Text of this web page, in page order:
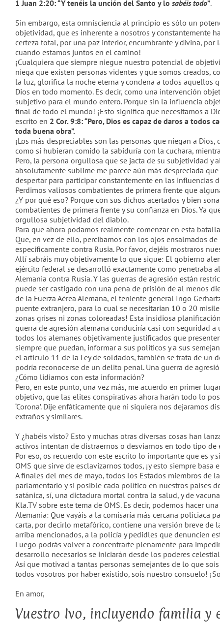
1 Juan 2:20: “Y tenéis la unción del Santo y lo sabéis todo”.
Sin embargo, esta omnisciencia al principio es sólo un
objetividad, que es inherente a nosotros y constantemente
certeza total, por una paz interior, encumbrante y divina,
cuando estamos juntos en el camino!
¡Cualquiera que siempre niegue nuestro potencial de
niega que existen personas videntes y que somos creados,
la luz, glorifica la noche eterna y condena a todos aquellos
Dios en todo momento. Es decir, como una intervención
subjetivo para el mundo entero. Porque sin la influencia
final de todo el mundo! ¡Esto significa que necesitamos a
escrito en 2 Cor. 9:8: “Pero, Dios es capaz de daros a
toda buena obra”.
¡Los más despreciables son las personas que niegan a
como si hubieran comido la sabiduría con la cuchara,
Pero, la persona orgullosa que se jacta de su subjetividad
absolutamente sublime me parece aún más despreciada
despertar para participar constantemente en las influencias
Perdimos valiosos combatientes de primera frente que
¿Y por qué eso? Porque con sus dichos acertados y bien
combatientes de primera frente y su confianza en Dios. Ya
orgullosa subjetividad del diablo.
Para que ahora podamos realmente comenzar en esta
Que, en vez de ello, percibamos con los ojos ensalmados
específicamente contra Rusia. Por favor, dejéis mostraros
Allí sabráis muy objetivamente lo que sigue: El gobierno
ejército federal se desarrolló exactamente como penetraba
Alemania contra Rusia. Y las guerras de agresión están
puede ser castigado con una pena de prisión de al menos
de la Fuerza Aérea Alemana, el teniente general Ingo
puente extranjero, para lo cual se necesitarían 10 o 20
zonas grises ni zonas coloreadas! Esta insidiosa
guerra de agresión alemana conduciría casi con seguridad
todos los alemanes objetivamente justificados que
siempre que puedan, informar a sus políticos y a sus
el artículo 11 de la Ley de soldados, también se trata de un
podría reconocerse de un delito penal. Una guerra de
¿Cómo lidiamos con esta información?
Pero, en este punto, una vez más, me acuerdo en primer
objetivo, que las elites conspirativas ahora harán todo lo
‘Corona’. Dije enfáticamente que ni siquiera nos dejaramos
extraños y similares.
Y ¿habéis visto? Esto y muchas otras diversas cosas han
activos intentan de distraernos o desviarnos en todo tipo de
Por eso, os recuerdo con este escrito lo importante que es
OMS que sirve de esclavizarnos todos, ¡y esto siempre
A finales del mes de mayo, todos los Estados miembros de
parlamentario y si posible cada político en nuestros países
satánica, sí, una dictadura mortal contra la salud, y de
Kla.TV sobre este tema de OMS. Es decir, podemos hacer
Alemania: Que vayáis a la comisaría más cercana policiaca
carta, por decirlo metafórico, contiene una versión breve de
arriba mencionados, a la policía y pedidles que denuncien
Luego podrás volver a concentrarte plenamente para
desarrollo necesarios se iniciarán desde los poderes
Así que motivad a tantas personas semejantes de lo que
todos vosotros por haber existido, sois nuestro consuelo!
En amor,
Vuestro Ivo, incluyendo familia y